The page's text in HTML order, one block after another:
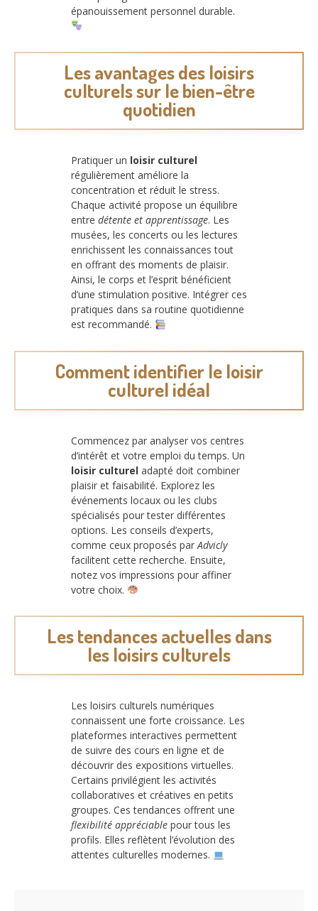
épanouissement personnel durable.
Les avantages des loisirs
culturels sur le bien-être
quotidien
Pratiquer un loisir culturel
régulièrement améliore la
concentration et réduit le stress.
Chaque activité propose un équilibre
entre détente et apprentissage. Les
musées, les concerts ou les lectures
enrichissent les connaissances tout
en offrant des moments de plaisir.
Ainsi, le corps et l’esprit bénéficient
d’une stimulation positive. Intégrer ces
pratiques dans sa routine quotidienne
est recommandé.
Comment identifier le loisir
culturel idéal
Commencez par analyser vos centres
d’intérêt et votre emploi du temps. Un
loisir culturel adapté doit combiner
plaisir et faisabilité. Explorez les
événements locaux ou les clubs
spécialisés pour tester différentes
options. Les conseils d’experts,
comme ceux proposés par Advicly
facilitent cette recherche. Ensuite,
notez vos impressions pour affiner
votre choix.
Les tendances actuelles dans
les loisirs culturels
Les loisirs culturels numériques
connaissent une forte croissance. Les
plateformes interactives permettent
de suivre des cours en ligne et de
découvrir des expositions virtuelles.
Certains privilégient les activités
collaboratives et créatives en petits
groupes. Ces tendances offrent une
flexibilité appréciable pour tous les
profils. Elles reflètent l’évolution des
attentes culturelles modernes.